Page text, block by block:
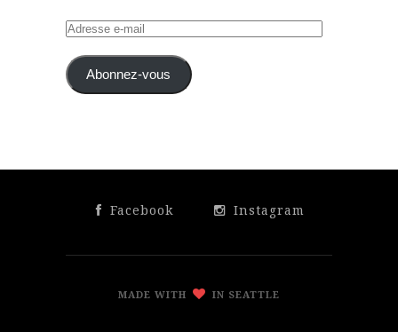
Adresse
mail Abonnez-vous
Facebook Instagram
MADE WITH IN SEATTLE